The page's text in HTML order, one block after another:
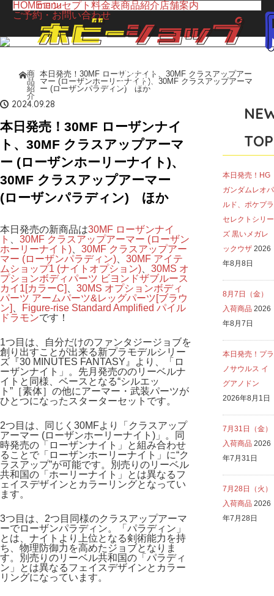
menu
HOMEコンセプト 料金表商品紹介店舗案内
ご予約・お問い合わせ
LINE UP
商品紹介
ホーム
商
品
紹
介
本日発売！30MF ローザンナイト、30MF クラスアップアー
マー (ローザンホーリーナイト)、30MF クラスアップアーマ
ー (ローザンパラディン) ほか
2024.09.28
本日発売！30MF ローザンナイ
ト、30MF クラスアップアーマ
ー (ローザンホーリーナイト)、
30MF クラスアップアーマー
(ローザンパラディン) ほか
本日発売の新商品は30MF ローザンナイ
ト
30MF クラスアップアーマー (ローザン
ホーリーナイト)
30MF クラスアップアー
マー (ローザンパラディン)
30MF アイテ
ムショップ1 (ナイトオプション)
30MS オ
プションボディパーツ ビヨンドザブルース
カイ1[カラーC]
30MS オプションボディ
パーツ アームパーツ&レッグパーツ[ブラウ
ン]
Figure-rise Standard Amplified パイル
ドラモンです！
1つ目は、自分だけのファンタジージョブを
創り出すことが出来る新プラモデルシリー
ズ『30 MINUTES FANTASY』より、「ロ
ーザンナイト」。先月発売ののリーベルナ
イトと同様、ベースとなる“シルエッ
ト”［素体］の他にアーマー・武装パーツが
ひとつになったスターターセットです。
2つ目は、同じく30MFより「クラスアップ
アーマー (ローザンホーリーナイト)」。同
時発売の「ローザンナイト」と組み合わせ
ることで「ローザンホーリーナイト」に“ク
ラスアップ”が可能です。別売りのリーベル
共和国の「ホーリーナイト」とは異なるフ
ェイスデザインとカラーリングとなってい
ます。
3つ目は、2つ目同様のクラスアップアーマ
ーでローザンパラディン。「パラディン」
とは、ナイトより上位となる剣術能力を持
ち、物理防御力を高めたジョブとなりま
す。別売りのリーベル共和国の「パラディ
ン」とは異なるフェイスデザインとカラー
リングになっています。
本日発売！HG
ガンダムレオパ
ルド、ポケプラ
セレクトシリー
ズ 黒いメガレ
ックウザ 2026
年8月8日
8月7日（金）
入荷商品 2026
年8月7日
本日発売！プラ
ノサウルス イ
グアノドン
2026年8月1日
7月31日（金）
入荷商品 2026
年7月31日
7月28日（火）
入荷商品 2026
年7月28日